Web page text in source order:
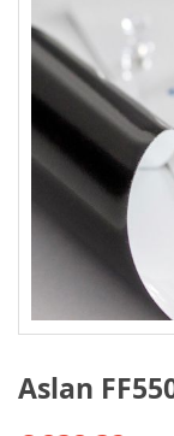
Aslan